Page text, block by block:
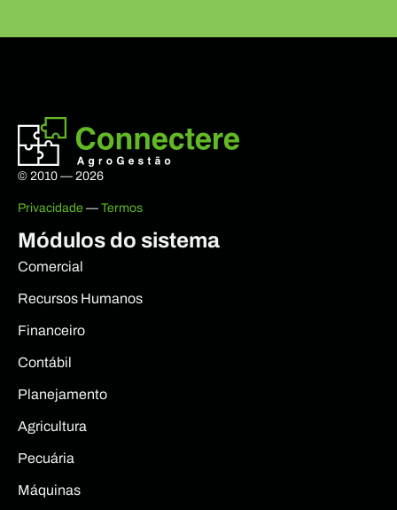
© 2010 — 2026
Privacidade — Termos
Módulos do sistema
Comercial
Recursos Humanos
Financeiro
Contábil
Planejamento
Agricultura
Pecuária
Máquinas